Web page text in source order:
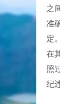
之
准
定
在
照
纪